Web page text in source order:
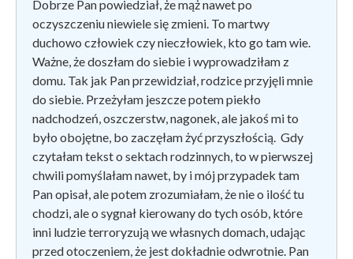
Dobrze Pan powiedział, że mąż nawet po
oczyszczeniu niewiele się zmieni. To martwy
duchowo człowiek czy nieczłowiek, kto go tam wie.
Ważne, że doszłam do siebie i wyprowadziłam z
domu. Tak jak Pan przewidział, rodzice przyjęli mnie
do siebie. Przeżyłam jeszcze potem piekło
nadchodzeń, oszczerstw, nagonek, ale jakoś mi to
było obojętne, bo zaczęłam żyć przyszłością. Gdy
czytałam tekst o sektach rodzinnych, to w pierwszej
chwili pomyślałam nawet, by i mój przypadek tam
Pan opisał, ale potem zrozumiałam, że nie o ilość tu
chodzi, ale o sygnał kierowany do tych osób, które
inni ludzie terroryzują we własnych domach, udając
przed otoczeniem, że jest dokładnie odwrotnie. Pan